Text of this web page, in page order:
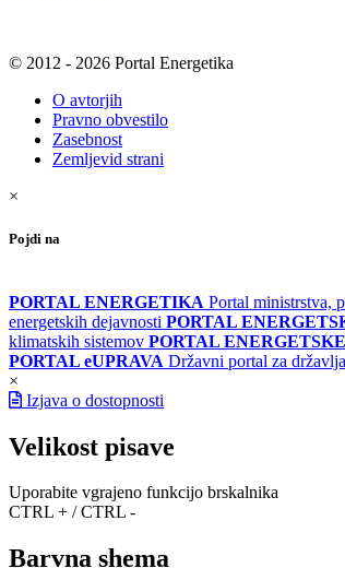
© 2012 - 2026 Portal Energetika
O avtorjih
Pravno obvestilo
Zasebnost
Zemljevid strani
×
Pojdi na
PORTAL ENERGETIKA Portal ministrstva,
energetskih dejavnosti PORTAL
klimatskih sistemov PORTAL
PORTAL eUPRAVA Državni portal za
×
Izjava o dostopnosti
Velikost pisave
Uporabite vgrajeno funkcijo brskalnika
CTRL + / CTRL -
Barvna shema